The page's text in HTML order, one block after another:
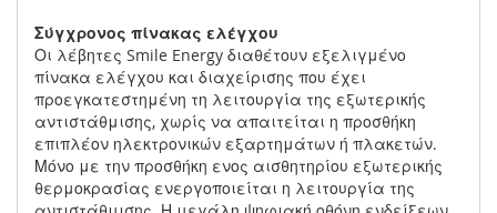
Σύγχρονος πίνακας ελέγχου
Οι λέβητες Smile Energy διαθέτουν εξελιγμένο
πίνακα ελέγχου και διαχείρισης που έχει
προεγκατεστημένη τη λειτουργία της εξωτερικής
αντιστάθμισης, χωρίς να απαιτείται η προσθήκη
επιπλέον ηλεκτρονικών εξαρτημάτων ή πλακετών.
Μόνο με την προσθήκη ενος αισθητηρίου εξωτερικής
θερμοκρασίας ενεργοποιείται η λειτουργία της